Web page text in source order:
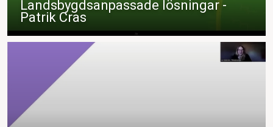
Landsbygdsanpassade lösningar -
Patrik Cras